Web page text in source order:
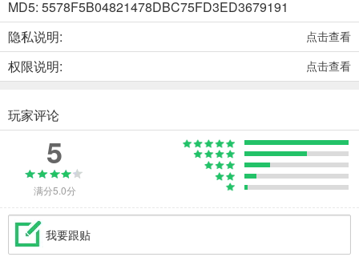
MD5: 5578F5B04821478DBC75FD3ED3679191
隐私说明:
点击查看
权限说明: 点击查看
玩家评论
5
满分5.0分
我要跟贴